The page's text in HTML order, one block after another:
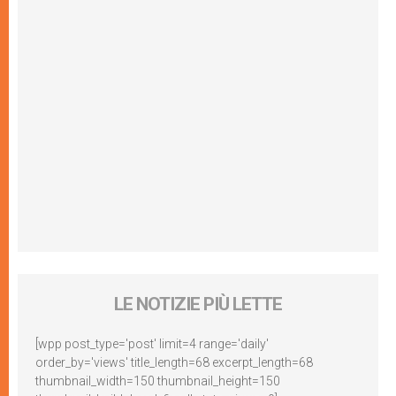
LE NOTIZIE PIÙ LETTE
[wpp post_type='post' limit=4 range='daily'
order_by='views' title_length=68 excerpt_length=68
thumbnail_width=150 thumbnail_height=150